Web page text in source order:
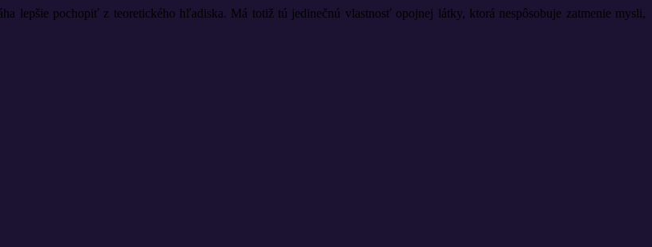
lepšie pochopiť z teoretického hľadiska. Má totiž tú jedinečnú vlastnosť opojnej látky, ktorá nespôsobuje zatmenie mysli,